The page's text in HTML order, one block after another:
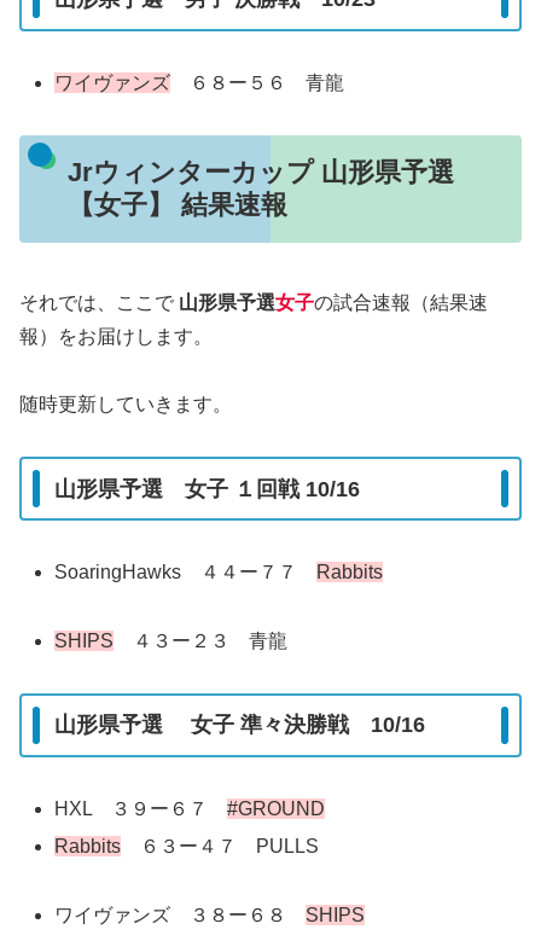
ワイヴァンズ ６８ー５６ 青龍
Jrウィンターカップ 山形県予選
【女子】 結果速報
それでは、ここで 山形県予選女子の試合速報（結果速
報）をお届けします。
随時更新していきます。
山形県予選 女子 １回戦 10/16
SoaringHawks ４４ー７７ Rabbits
SHIPS ４３ー２３ 青龍
山形県予選 女子 準々決勝戦 10/16
HXL ３９ー６７#GROUND
Rabbits ６３ー４７ PULLS
ワイヴァンズ ３８ー６８ SHIPS